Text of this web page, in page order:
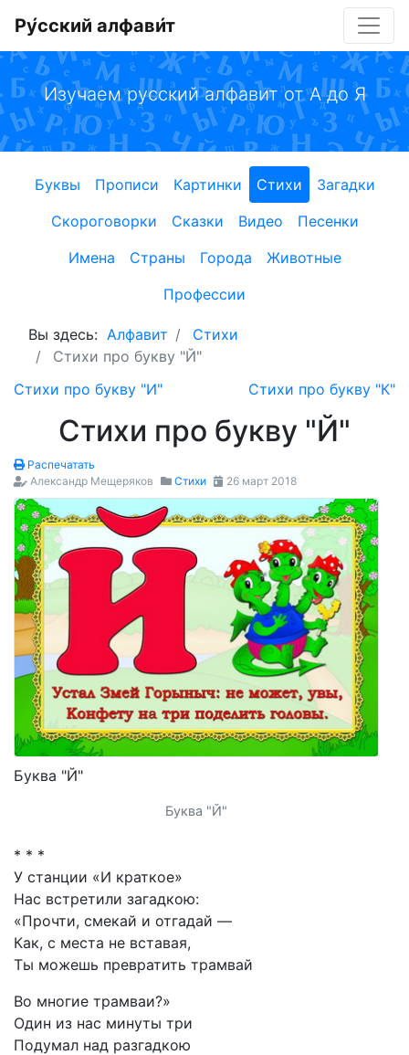
Ру́сский алфави́т
Изучаем русский алфавит от А до Я
Буквы Прописи Картинки Стихи
Загадки
Скороговорки
Сказки Видео
Песенки
Имена
Страны Города
Животные
Профессии
Вы здесь: Алфавит
Стихи
Стихи про букву "Й"
Стихи про букву "И"
Стихи про букву "К"
Стихи про букву "Й"
Распечатать
Александр Мещеряков
Стихи 26 март 2018
Буква "Й"
Буква "Й"
* * *
У станции «И краткое»
Нас встретили загадкою:
«Прочти, смекай и отгадай —
Как, с места не вставая,
Ты можешь превратить трамвай
Во многие трамваи?»
Один из нас минуты три
Подумал над разгадкою